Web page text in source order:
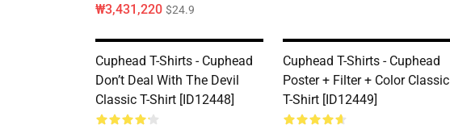
₩3,431,220 $24.9
Cuphead T-Shirts - Cuphead
Don’t Deal With The Devil
Classic T-Shirt [ID12448]
Cuphead T-Shirts - Cuphead
Poster + Filter + Color Classic
T-Shirt [ID12449]